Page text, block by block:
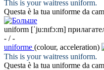
This is your waitress uniform.
Questa è la tua uniforme da
uniform [ˈju:nɪfɔ:m]
- / -
uniforme (colour, acceleration)
This is your waitress uniform.
Questa è la tua uniforme da